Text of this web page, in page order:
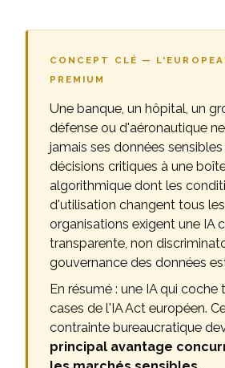
CONCEPT CLÉ —
PREMIUM
Une banque, un hôpital, un
défense ou d'aéronautique
jamais ses données
décisions critiques à une
algorithmique dont les
d'utilisation changent tous
organisations exigent une IA
transparente, non
gouvernance des données
En résumé : une IA qui coche
cases de l'IA Act européen.
contrainte bureaucratique
principal avantage